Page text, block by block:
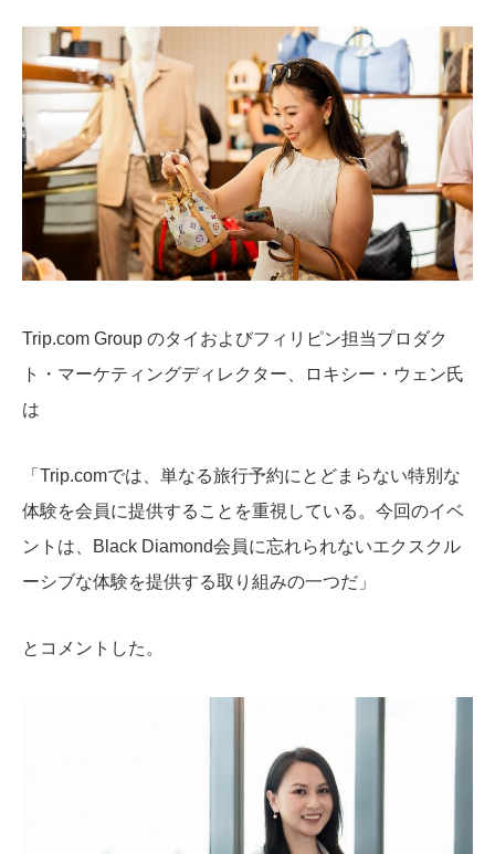
Trip.com Group のタイおよびフィリピン担当プロダク
ト・マーケティングディレクター、ロキシー・ウェン氏
は
「Trip.comでは、単なる旅行予約にとどまらない特別な
体験を会員に提供することを重視している。今回のイベ
ントは、Black Diamond会員に忘れられないエクスクル
ーシブな体験を提供する取り組みの一つだ」
とコメントした。